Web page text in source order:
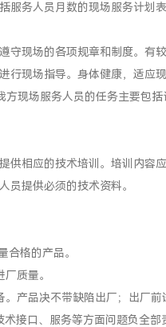
服务人员月数的现场服务计划
守现场的各项规章和制度。
行现场指导。身体健康，适应
方现场服务人员的任务主要包
供相应的技术培训。培训内
员提供必须的技术资料。
合格的产品。
质量。
产品决不带缺陷出厂；出厂前
接口、服务等方面问题负全